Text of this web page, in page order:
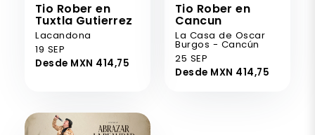
Tio Rober en
Tuxtla Gutierrez
Lacandona
19 SEP
Desde MXN 414,75
Tio Rober en
Cancun
La Casa de Oscar
Burgos - Cancún
25 SEP
Desde MXN 414,75